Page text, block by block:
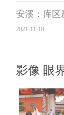
安溪：库区
2021-11-18
影像 眼